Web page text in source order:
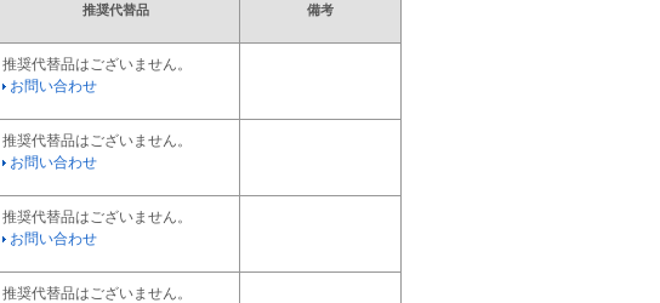
推奨代替品 備考
推奨代替品はございません。
お問い合わせ
推奨代替品はございません。
お問い合わせ
推奨代替品はございません。
お問い合わせ
推奨代替品はございません。